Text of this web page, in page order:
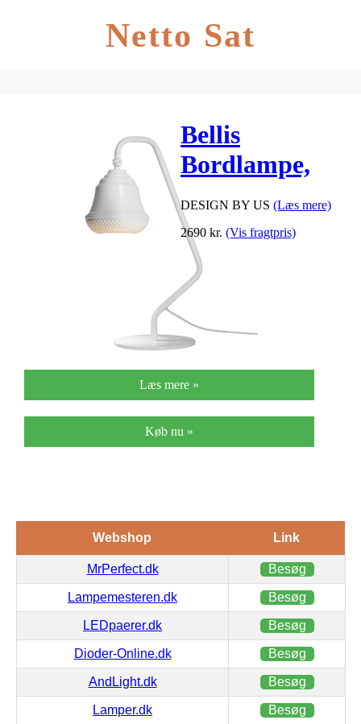
Netto Sat
Bellis
Bordlampe,
Hvid
DESIGN BY US (Læs mere)
2690 kr. (Vis fragtpris)
Læs mere »
Køb nu »
Webshop Link
MrPerfect.dk Besøg
Lampemesteren.dk Besøg
LEDpaerer.dk Besøg
Dioder-Online.dk Besøg
AndLight.dk Besøg
Lamper.dk Besøg